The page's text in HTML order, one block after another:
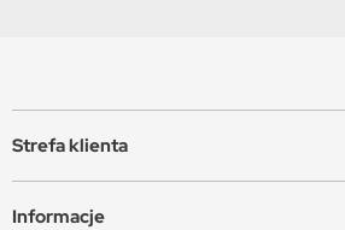
Strefa klienta
Informacje